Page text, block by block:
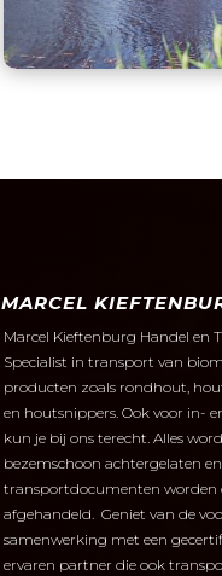
MARCEL
Marcel Kieftenburg Handel en
Specialist in transport van
producten zoals rondhout,
en houtsnippers. Ook voor in-
kun je bij ons terecht. Alles
bezemschoon achtergelaten en
transportdocumenten worden
afgehandeld. Geniet van de
samenwerking met een
ervaren partner die ook